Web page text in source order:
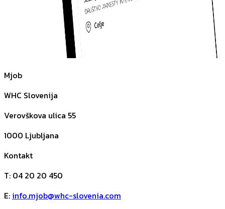
Mjob
WHC Slovenija
Verovškova ulica 55
1000 Ljubljana
Kontakt
T: 04 20 20 450
E: info.mjob@whc-slovenia.com